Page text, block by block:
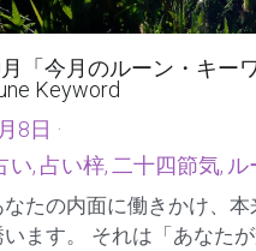
「今月のルーン・キーワ
Keyword
8日·